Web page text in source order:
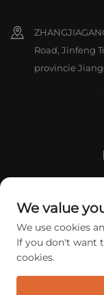
Road, Jinfeng
provincie
Všechna práva
TOOLS CO., LTD.
We value
We use cookies
If you don't want
cookies.